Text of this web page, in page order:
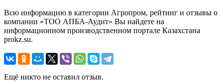
Всю информацию в категории Агропром, рейтинг и отзывы о
компании «ТОО АПБА-Аудит» Вы найдете на
информационном производственном портале Казахстана
prokz.su.
Ещё никто не оставил отзыв.